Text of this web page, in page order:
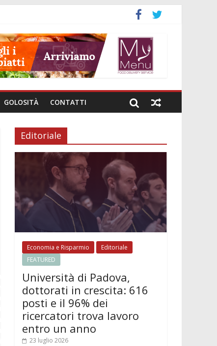
GOLOSITÀ CONTATTI
Editoriale
Economia e Risparmio
Editoriale
FEATURED
Università di Padova,
dottorati in crescita: 616
posti e il 96% dei
ricercatori trova lavoro
entro un anno
23 luglio 2026